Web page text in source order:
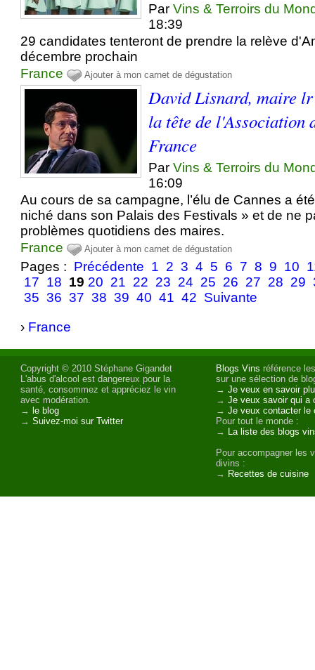
ParVins & Terroirs du
18:39
29 candidates tenteront de prendre la relève
décembre prochain
France
Ajouter à mon carnet de dégustation
David Lisnard, maire lr
la tête de l'Association
France
ParVins & Terroirs du
16:09
Au cours de sa campagne, l’élu de Cannes a
niché dans son Palais des Festivals » et de ne
problèmes quotidiens des maires.
France
Ajouter à mon carnet de dégustation
Pages : Précédente 1 2 3 4 5 6 7 8 9 10
17 18 19 20 21 22 23 24 25 26 27 28 29
35 36 37 38 39 40 41 42 Suivante
› France
Copyright © 2010 Stéphane Gigandet
L'abus d'alcool est dangereux pour la
santé, consommez et appréciez le vin
avec modération.
→ le blog
→Suivez-moi sur Twitter
Blogs Vins référence
sur une sélection de
→Je veux en savoir
→Je veux savoir qui a
→Je veux contacter le
Pour tout le monde :
→
La liste des blogs
Pour accompagner les
divins :
→ Recettes de cuisine